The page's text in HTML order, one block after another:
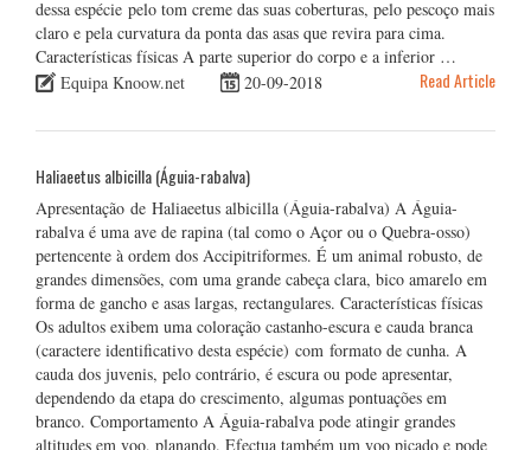
dessa espécie pelo tom creme das suas coberturas, pelo pescoço mais
claro e pela curvatura da ponta das asas que revira para cima.
Características físicas A parte superior do corpo e a inferior …
Equipa Knoow.net
20-09-2018 Read Article
Haliaeetus albicilla (Águia-rabalva)
Apresentação de Haliaeetus albicilla (Águia-rabalva) A Águia-
rabalva é uma ave de rapina (tal como o Açor ou o Quebra-osso)
pertencente à ordem dos Accipitriformes. É um animal robusto, de
grandes dimensões, com uma grande cabeça clara, bico amarelo em
forma de gancho e asas largas, rectangulares. Características físicas
Os adultos exibem uma coloração castanho-escura e cauda branca
(caractere identificativo desta espécie) com formato de cunha. A
cauda dos juvenis, pelo contrário, é escura ou pode apresentar,
dependendo da etapa do crescimento, algumas pontuações em
branco. Comportamento A Águia-rabalva pode atingir grandes
altitudes em voo, planando. Efectua também um voo picado e pode